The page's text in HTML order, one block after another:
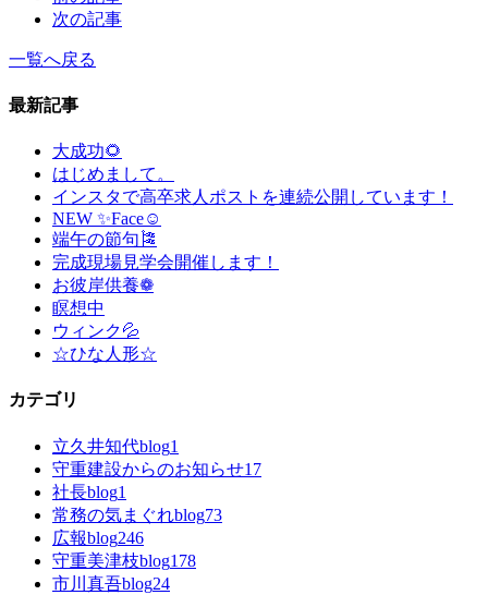
次の記事
一覧へ戻る
最新記事
大成功🌻
はじめまして。
インスタで高卒求人ポストを連続公開しています！
NEW ✨Face☺
端午の節句🎏
完成現場見学会開催します！
お彼岸供養❁
瞑想中
ウィンク💦
☆ひな人形☆
カテゴリ
立久井知代blog1
守重建設からのお知らせ17
社長blog1
常務の気まぐれblog73
広報blog246
守重美津枝blog178
市川真吾blog24